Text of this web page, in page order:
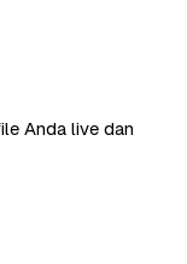
Anda live dan